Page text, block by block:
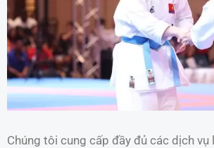
Chúng tôi cung cấp đầy đủ các dịch vụ